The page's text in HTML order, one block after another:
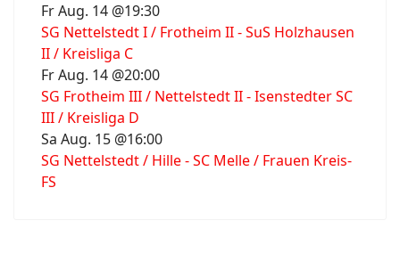
Fr Aug. 14 @19:30
SG Nettelstedt I / Frotheim II - SuS Holzhausen
II / Kreisliga C
Fr Aug. 14 @20:00
SG Frotheim III / Nettelstedt II - Isenstedter SC
III / Kreisliga D
Sa Aug. 15 @16:00
SG Nettelstedt / Hille - SC Melle / Frauen Kreis-
FS